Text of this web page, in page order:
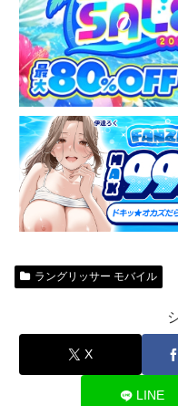
ラングリッサー モバイル
X
LINE